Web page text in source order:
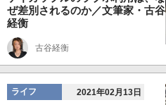
ぜ差別されるのか／文筆家・古谷
経衡
古谷経衡
ライフ 2021年02月13日